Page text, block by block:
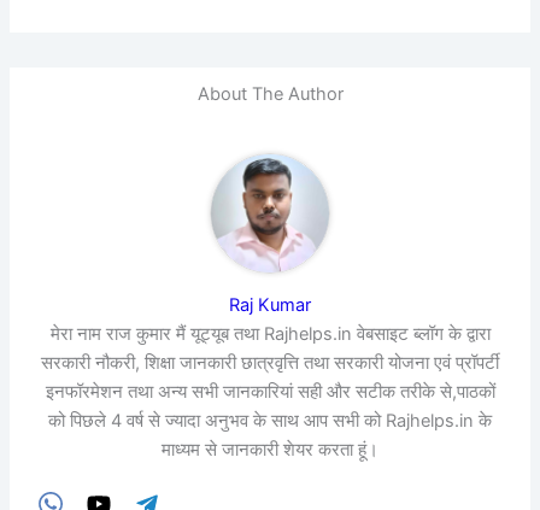
About The Author
Raj Kumar
मेरा नाम राज कुमार मैं यूट्यूब तथा Rajhelps.in वेबसाइट ब्लॉग के द्वारा
सरकारी नौकरी, शिक्षा जानकारी छात्रवृत्ति तथा सरकारी योजना एवं प्रॉपर्टी
इनफॉरमेशन तथा अन्य सभी जानकारियां सही और सटीक तरीके से,पाठकों
को पिछले 4 वर्ष से ज्यादा अनुभव के साथ आप सभी को Rajhelps.in के
माध्यम से जानकारी शेयर करता हूं।